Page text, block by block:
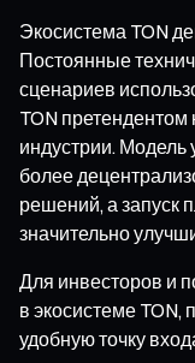
Экосистема TON
Постоянные
сценариев
TON
индустрии. Модель
более
решений, а запуск
значительно
Для инвесторов и
в экосистеме
удобную точку